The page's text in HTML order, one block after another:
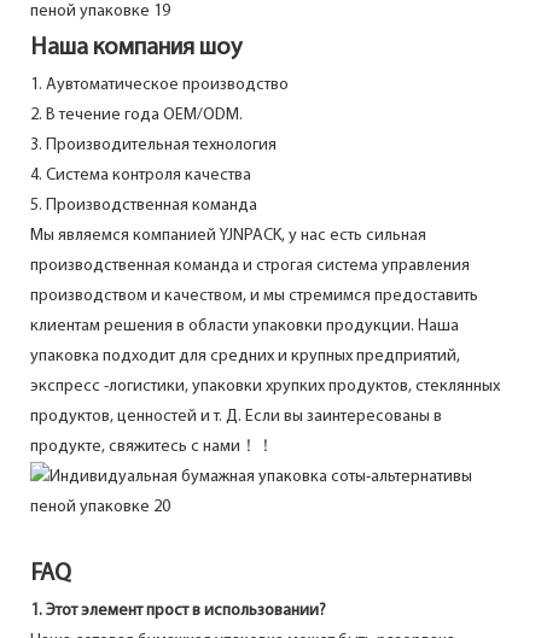
Наша компания шоу
1. Аувтоматическое производство
2. В течение года OEM/ODM.
3. Производительная технология
4. Система контроля качества
5. Производственная команда
Мы являемся компанией YJNPACK, у нас есть сильная
производственная команда и строгая система управления
производством и качеством, и мы стремимся предоставить
клиентам решения в области упаковки продукции. Наша
упаковка подходит для средних и крупных предприятий,
экспресс -логистики, упаковки хрупких продуктов, стеклянных
продуктов, ценностей и т. Д. Если вы заинтересованы в
продукте, свяжитесь с нами！！
FAQ
1. Этот элемент прост в использовании?